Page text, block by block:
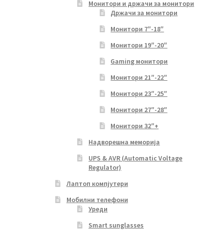
Монитори и држачи за монитори
Држачи за монитори
Монитори 7″-18″
Монитори 19″-20″
Gaming монитори
Монитори 21″-22″
Монитори 23″-25″
Монитори 27″-28″
Монитори 32″+
Надворешна меморија
UPS & AVR (Automatic Voltage
Regulator)
Лаптоп компјутери
Мобилни телефони
Уреди
Smart sunglasses